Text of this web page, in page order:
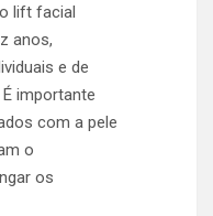
lift facial
anos,
e de
importante
com a pele
o
os